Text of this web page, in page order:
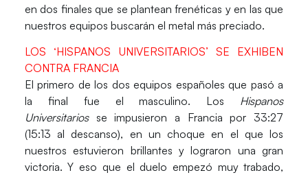
en dos finales que se plantean frenéticas y en las que
nuestros equipos buscarán el metal más preciado.
LOS ‘HISPANOS UNIVERSITARIOS’ SE EXHIBEN
CONTRA FRANCIA
El primero de los dos equipos españoles que pasó a
la final fue el masculino. Los Hispanos
Universitariosse impusieron a Franciapor 33:27
(15:13 al descanso), en un choque en el que los
nuestros estuvieron brillantes y lograron una gran
victoria. Y eso que el duelo empezó muy trabado,